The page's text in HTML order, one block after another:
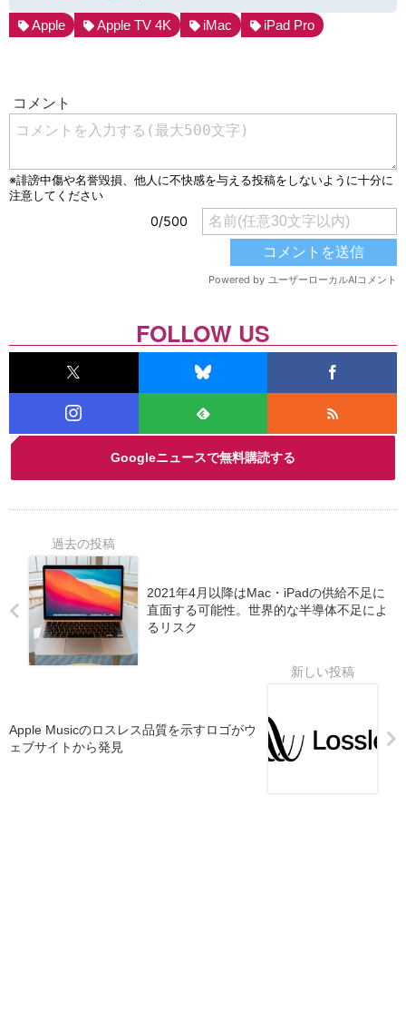
Apple Apple TV 4K iMac iPad Pro
Googleニュースで無料購読する
FOLLOW US
2021年4月以降はMac・iPadの供給不足に
直面する可能性。世界的な半導体不足によ
るリスク
Apple Musicのロスレス品質を示すロゴがウ
ェブサイトから発見